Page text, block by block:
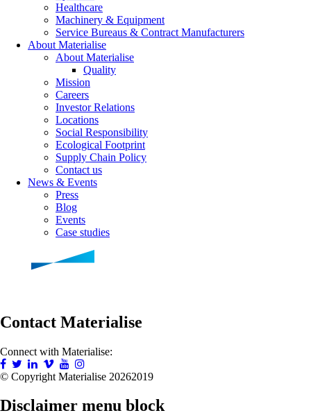
Healthcare
Machinery & Equipment
Service Bureaus & Contract Manufacturers
About Materialise
About Materialise
Quality
Mission
Careers
Investor Relations
Locations
Social Responsibility
Ecological Footprint
Supply Chain Policy
Contact us
News & Events
Press
Blog
Events
Case studies
Contact Materialise
Connect with Materialise:
© Copyright Materialise 20262019
Disclaimer menu block